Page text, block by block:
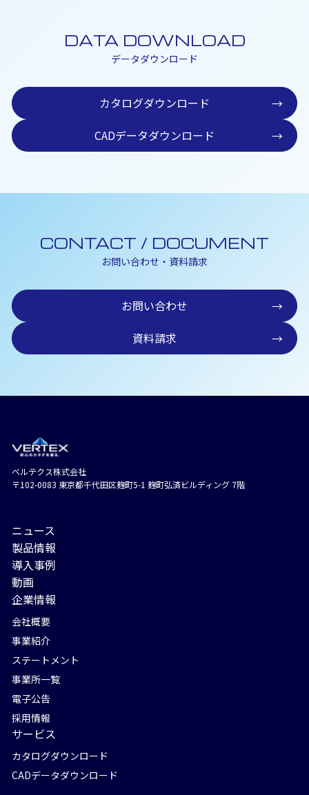
DATA DOWNLOAD
データダウンロード
カタログダウンロード
→
CADデータダウンロード
→
CONTACT / DOCUMENT
お問い合わせ・資料請求
お問い合わせ
→
資料請求
→
ベルテクス株式会社
〒102-0083 東京都千代⽥区麹町5-1 麹町弘済ビルディング 7階
ニュース
製品情報
導入事例
動画
企業情報
会社概要
事業紹介
ステートメント
事業所一覧
電子公告
採用情報
サービス
カタログダウンロード
CADデータダウンロード